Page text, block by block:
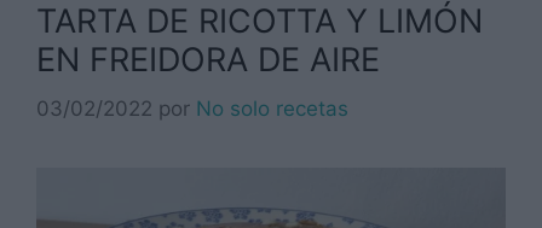
TARTA DE RICOTTA Y LIMÓN
EN FREIDORA DE AIRE
03/02/2022 por No solo recetas